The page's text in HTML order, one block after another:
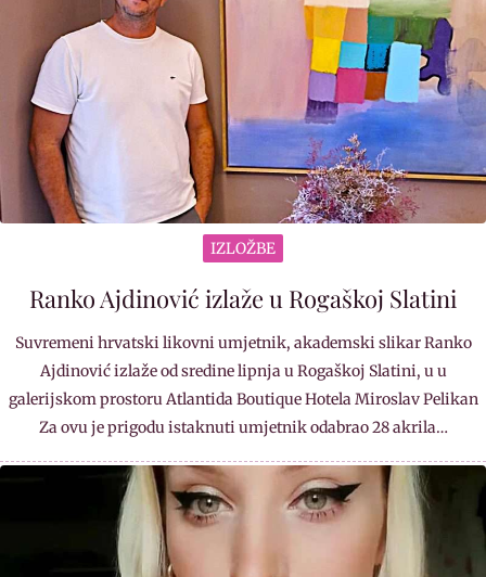
IZLOŽBE
Ranko Ajdinović izlaže u Rogaškoj Slatini
Suvremeni hrvatski likovni umjetnik, akademski slikar Ranko
Ajdinović izlaže od sredine lipnja u Rogaškoj Slatini, u u
galerijskom prostoru Atlantida Boutique Hotela Miroslav Pelikan
Za ovu je prigodu istaknuti umjetnik odabrao 28 akrila…